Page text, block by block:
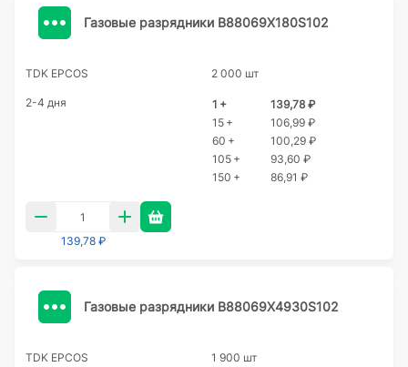
Газовые разрядники B88069X180S102
TDK EPCOS 2 000 шт
2-4 дня 1 +
139,78 ₽
15 +
106,99 ₽
60 +
100,29 ₽
105 +
93,60 ₽
150 +
86,91 ₽
139,78 ₽
Газовые разрядники B88069X4930S102
TDK EPCOS 1 900 шт